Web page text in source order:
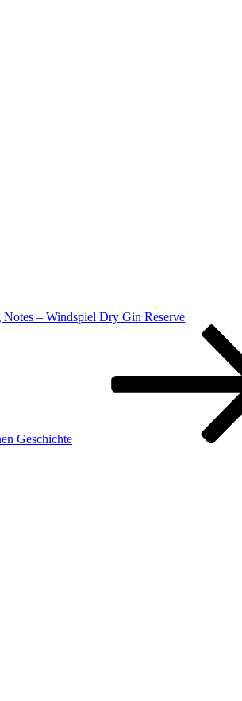
Notes – Windspiel Dry Gin Reserve
Geschichte